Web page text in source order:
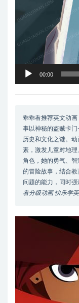
放
00:00
乖乖看推荐英文动
事以神秘的盗贼卡门
历史和文化之谜。
素，激发儿童对地
角色，她的勇气、
的冒险故事，结合
问题的能力，同时
看分级动画 快乐学